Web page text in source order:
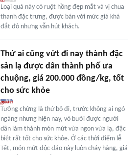
Loại quả này có ruột hồng đẹp mắt và vị chua
thanh đặc trưng, được bán với mức giá khá
đắt đỏ nhưng vẫn hút khách.
Thứ ai cũng vứt đi nay thành đặc
sản lạ được dân thành phố ưa
chuộng, giá 200.000 đồng/kg, tốt
cho sức khỏe
Tưởng chừng là thứ bỏ đi, trước không ai ngó
ngàng nhưng hiện nay, vỏ bưởi được người
dân làm thành món mứt vừa ngon vừa lạ, đặc
biệt rất tốt cho sức khỏe. Ở các thời điểm lễ
Tết, món mứt độc đáo này luôn cháy hàng, giá